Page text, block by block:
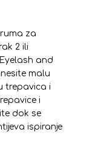
za
2 ili
and
malu
trepavica i
i
dok se
ispiranje